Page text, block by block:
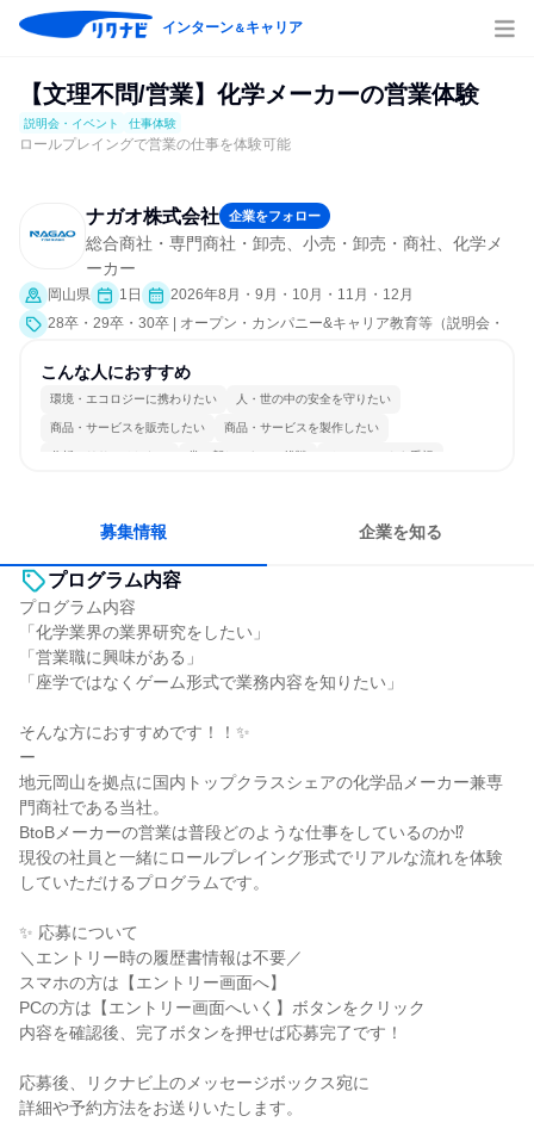
インターン＆キャリア
【文理不問/営業】化学メーカーの営業体験
説明会・イベント 仕事体験
ロールプレイングで営業の仕事を体験可能
ナガオ株式会社 企業をフォロー
総合商社・専門商社・卸売、小売・卸売・商社、化学メ
ーカー
岡山県 1日
2026年8月・9月・10月・11月・12月
28卒・29卒・30卒 | オープン・カンパニー&キャリア教育等（説明会・
究]、仕事体験）
こんな人におすすめ
環境・エコロジーに携わりたい 人・世の中の安全を守りたい
商品・サービスを販売したい 商品・サービスを製作したい
分析・リサーチしたい 常に新しいものに挑戦 チームワークを重視
募集情報 企業を知る
プログラム内容
プログラム内容
「化学業界の業界研究をしたい」
「営業職に興味がある」
「座学ではなくゲーム形式で業務内容を知りたい」
そんな方におすすめです！！✨
ー
地元岡山を拠点に国内トップクラスシェアの化学品メーカー兼専
門商社である当社。
BtoBメーカーの営業は普段どのような仕事をしているのか⁉
現役の社員と一緒にロールプレイング形式でリアルな流れを体験
していただけるプログラムです。
✨ 応募について
＼エントリー時の履歴書情報は不要／
スマホの方は【エントリー画面へ】
PCの方は【エントリー画面へいく】ボタンをクリック
内容を確認後、完了ボタンを押せば応募完了です！
応募後、リクナビ上のメッセージボックス宛に
詳細や予約方法をお送りいたします。